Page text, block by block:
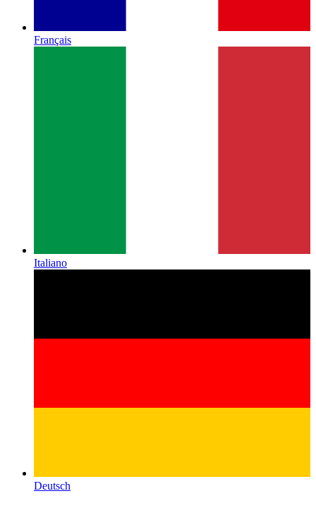
Français
Italiano
Deutsch